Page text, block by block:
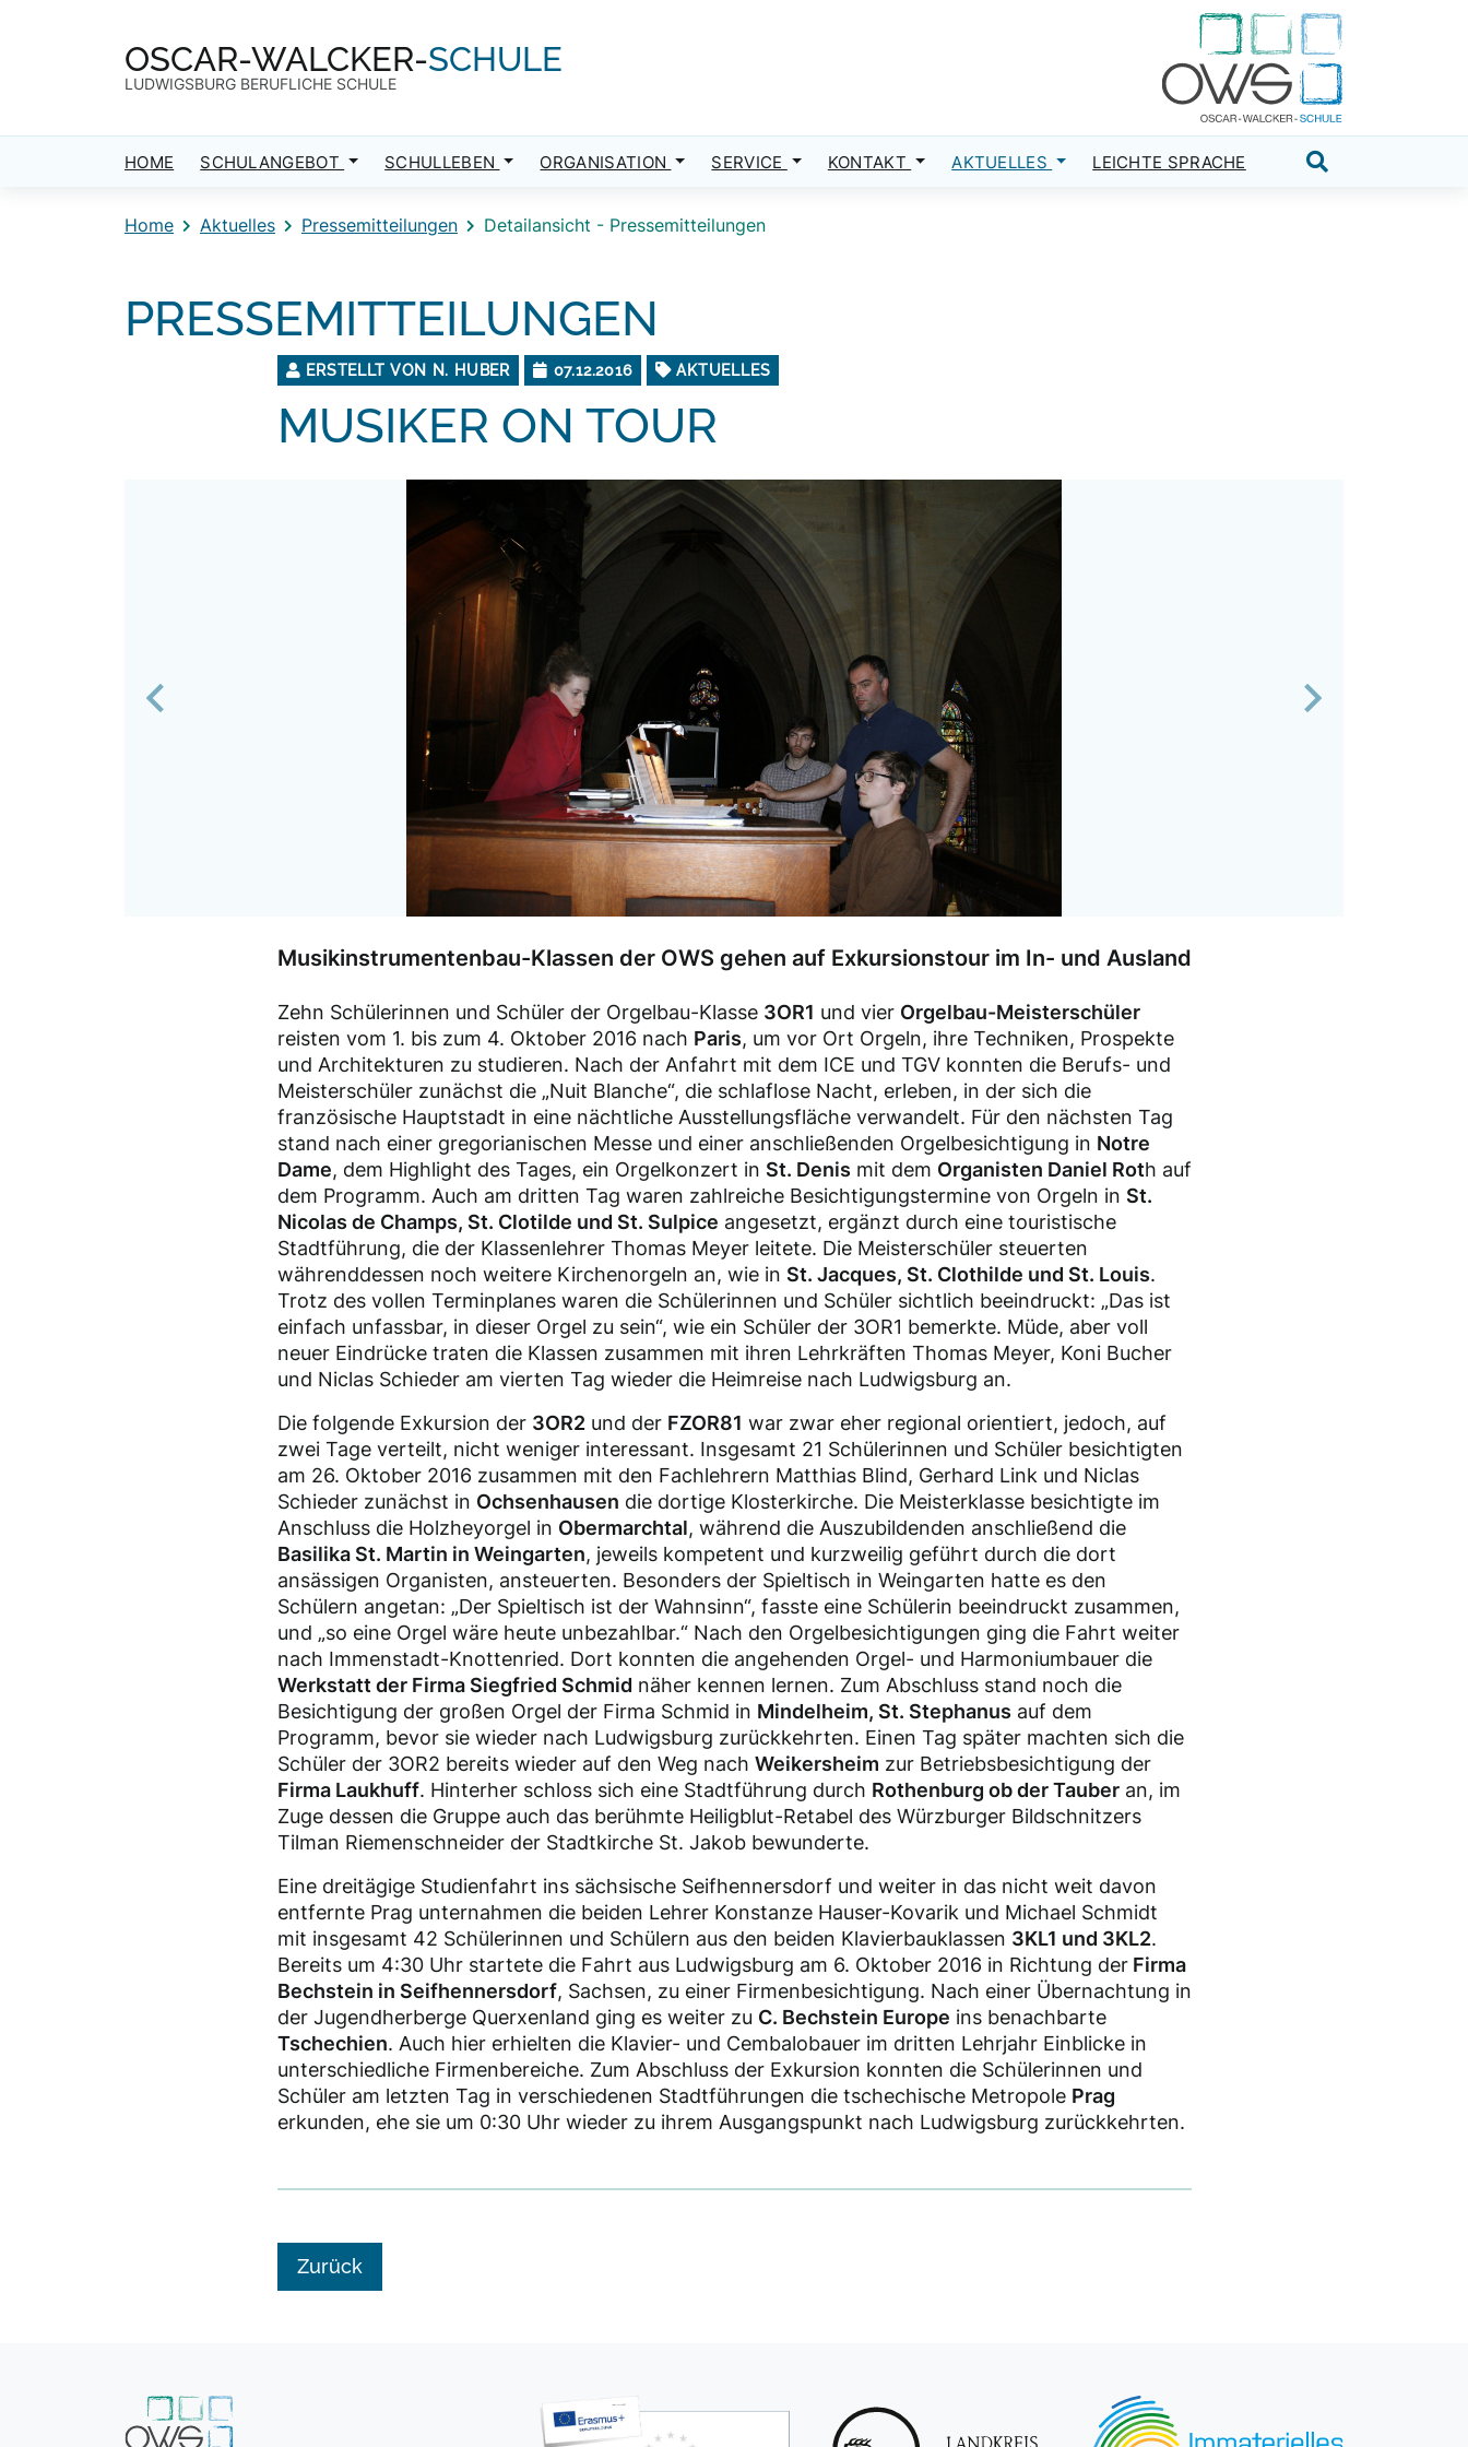
OSCAR-WALCKER-SCHULE
LUDWIGSBURG BERUFLICHE SCHULE
HOME SCHULANGEBOT SCHULLEBEN ORGANISATION SERVICE KONTAKT AKTUELLES LEICHTE SPRACHE
Home Aktuelles Pressemitteilungen Detailansicht - Pressemitteilungen
PRESSEMITTEILUNGEN
ERSTELLT VON N. HUBER 07.12.2016 AKTUELLES
MUSIKER ON TOUR
Previous Next
Musikinstrumentenbau-Klassen der OWS gehen auf Exkursionstour im In- und Ausland
Zehn Schülerinnen und Schüler der Orgelbau-Klasse 3OR1 und vier Orgelbau-Meisterschüler
reisten vom 1. bis zum 4. Oktober 2016 nach Paris, um vor Ort Orgeln, ihre Techniken, Prospekte
und Architekturen zu studieren. Nach der Anfahrt mit dem ICE und TGV konnten die Berufs- und
Meisterschüler zunächst die „Nuit Blanche“, die schlaflose Nacht, erleben, in der sich die
französische Hauptstadt in eine nächtliche Ausstellungsfläche verwandelt. Für den nächsten Tag
stand nach einer gregorianischen Messe und einer anschließenden Orgelbesichtigung in Notre
Dame, dem Highlight des Tages, ein Orgelkonzert in St. Denis mit dem Organisten Daniel Roth auf
dem Programm. Auch am dritten Tag waren zahlreiche Besichtigungstermine von Orgeln in St.
Nicolas de Champs, St. Clotilde und St. Sulpice angesetzt, ergänzt durch eine touristische
Stadtführung, die der Klassenlehrer Thomas Meyer leitete. Die Meisterschüler steuerten
währenddessen noch weitere Kirchenorgeln an, wie in St. Jacques, St. Clothilde und St. Louis.
Trotz des vollen Terminplanes waren die Schülerinnen und Schüler sichtlich beeindruckt: „Das ist
einfach unfassbar, in dieser Orgel zu sein“, wie ein Schüler der 3OR1 bemerkte. Müde, aber voll
neuer Eindrücke traten die Klassen zusammen mit ihren Lehrkräften Thomas Meyer, Koni Bucher
und Niclas Schieder am vierten Tag wieder die Heimreise nach Ludwigsburg an.
Die folgende Exkursion der 3OR2und der FZOR81 war zwar eher regional orientiert, jedoch, auf
zwei Tage verteilt, nicht weniger interessant. Insgesamt 21 Schülerinnen und Schüler besichtigten
am 26. Oktober 2016 zusammen mit den Fachlehrern Matthias Blind, Gerhard Link und Niclas
Schieder zunächst in Ochsenhausen die dortige Klosterkirche. Die Meisterklasse besichtigte im
Anschluss die Holzheyorgel in Obermarchtal, während die Auszubildenden anschließend die
Basilika St. Martin in Weingarten, jeweils kompetent und kurzweilig geführt durch die dort
ansässigen Organisten, ansteuerten. Besonders der Spieltisch in Weingarten hatte es den
Schülern angetan: „Der Spieltisch ist der Wahnsinn“, fasste eine Schülerin beeindruckt zusammen,
und „so eine Orgel wäre heute unbezahlbar.“ Nach den Orgelbesichtigungen ging die Fahrt weiter
nach Immenstadt-Knottenried. Dort konnten die angehenden Orgel- und Harmoniumbauer die
Werkstatt der Firma Siegfried Schmid näher kennen lernen. Zum Abschluss stand noch die
Besichtigung der großen Orgel der Firma Schmid in Mindelheim, St. Stephanus auf dem
Programm, bevor sie wieder nach Ludwigsburg zurückkehrten. Einen Tag später machten sich die
Schüler der 3OR2 bereits wieder auf den Weg nach Weikersheim zur Betriebsbesichtigung der
Firma Laukhuff. Hinterher schloss sich eine Stadtführung durch Rothenburg ob der Tauberan, im
Zuge dessen die Gruppe auch das berühmte Heiligblut-Retabel des Würzburger Bildschnitzers
Tilman Riemenschneider der Stadtkirche St. Jakob bewunderte.
Eine dreitägige Studienfahrt ins sächsische Seifhennersdorf und weiter in das nicht weit davon
entfernte Prag unternahmen die beiden Lehrer Konstanze Hauser-Kovarik und Michael Schmidt
mit insgesamt 42 Schülerinnen und Schülern aus den beiden Klavierbauklassen 3KL1 und 3KL2.
Bereits um 4:30 Uhr startete die Fahrt aus Ludwigsburg am 6. Oktober 2016 in Richtung derFirma
Bechstein in Seifhennersdorf, Sachsen, zu einer Firmenbesichtigung. Nach einer Übernachtung in
der Jugendherberge Querxenland ging es weiter zu C. Bechstein Europe ins benachbarte
Tschechien. Auch hier erhielten die Klavier- und Cembalobauer im dritten Lehrjahr Einblicke in
unterschiedliche Firmenbereiche. Zum Abschluss der Exkursion konnten die Schülerinnen und
Schüler am letzten Tag in verschiedenen Stadtführungen die tschechische Metropole Prag
erkunden, ehe sie um 0:30 Uhr wieder zu ihrem Ausgangspunkt nach Ludwigsburg zurückkehrten.
Zurück